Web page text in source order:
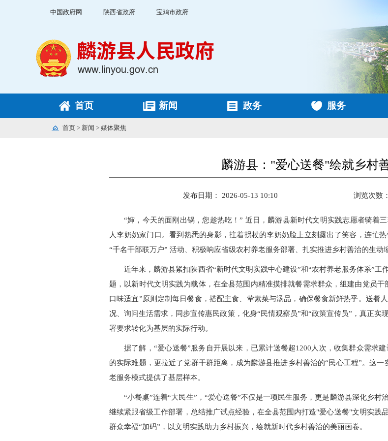
中国政府网 陕西省政府 宝鸡市政府
首页 新闻 政务 服务
首页 > 新闻 > 媒体聚焦
麟游县："爱心送餐"绘就乡村
发布日期： 2026-05-13 10:10 浏览次数
“婶，今天的面刚出锅，您趁热吃！” 近日，麟游县新时代文明实践志愿者骑着
人李奶奶家门口。看到熟悉的身影，拄着拐杖的李奶奶脸上立刻露出了笑容，连忙
“千名干部联万户” 活动、积极响应省级农村养老服务部署、扎实推进乡村善治的生动
近年来，麟游县紧扣陕西省“新时代文明实践中心建设”和“农村养老服务体系”工
题，以新时代文明实践为载体，在全县范围内精准摸排就餐需求群众，组建由党员干
口味适宜”原则定制每日餐食，搭配主食、荤素菜与汤品，确保餐食新鲜热乎。送餐
况、询问生活需求，同步宣传惠民政策，化身“民情观察员”和“政策宣传员”，真正实
署要求转化为基层的实际行动。
据了解，“爱心送餐”服务自开展以来，已累计送餐超1200人次，收集群众需求
的实际难题，更拉近了党群干群距离，成为麟游县推进乡村善治的“民心工程”。这
老服务模式提供了基层样本。
“小餐桌”连着“大民生”，“爱心送餐”不仅是一项民生服务，更是麟游县深化乡
继续紧跟省级工作部署，总结推广试点经验，在全县范围内打造"爱心送餐"文明实践
群众幸福“加码”，以文明实践助力乡村振兴，绘就新时代乡村善治的美丽画卷。